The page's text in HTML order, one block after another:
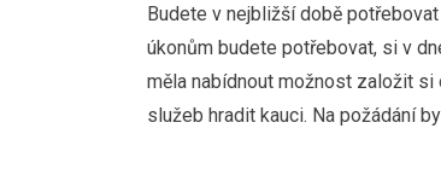
Budete v nejbližší době
úkonům budete potřebovat, si v
měla nabídnout možnost založit
služeb hradit kauci. Na požádání